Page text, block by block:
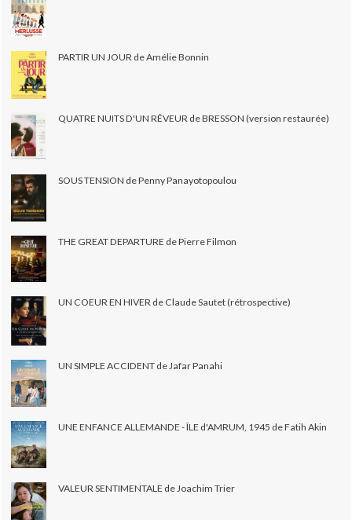
PARTIR UN JOUR de Amélie Bonnin
QUATRE NUITS D'UN RÊVEUR de BRESSON (version restaurée)
SOUS TENSION de Penny Panayotopoulou
THE GREAT DEPARTURE de Pierre Filmon
UN COEUR EN HIVER de Claude Sautet (rétrospective)
UN SIMPLE ACCIDENT de Jafar Panahi
UNE ENFANCE ALLEMANDE - ÎLE d'AMRUM, 1945 de Fatih Akin
VALEUR SENTIMENTALE de Joachim Trier